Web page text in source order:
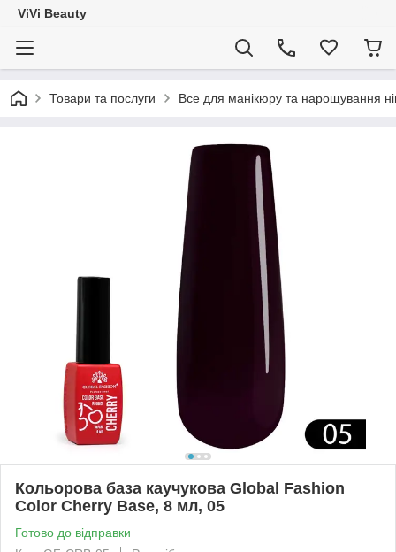
ViVi Beauty
Товари та послуги Все для манікюру та нарощування
Кольорова база каучукова Global Fashion
Color Cherry Base, 8 мл, 05
Готово до відправки